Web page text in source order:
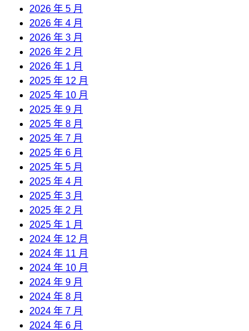
2026 年 5 月
2026 年 4 月
2026 年 3 月
2026 年 2 月
2026 年 1 月
2025 年 12 月
2025 年 10 月
2025 年 9 月
2025 年 8 月
2025 年 7 月
2025 年 6 月
2025 年 5 月
2025 年 4 月
2025 年 3 月
2025 年 2 月
2025 年 1 月
2024 年 12 月
2024 年 11 月
2024 年 10 月
2024 年 9 月
2024 年 8 月
2024 年 7 月
2024 年 6 月